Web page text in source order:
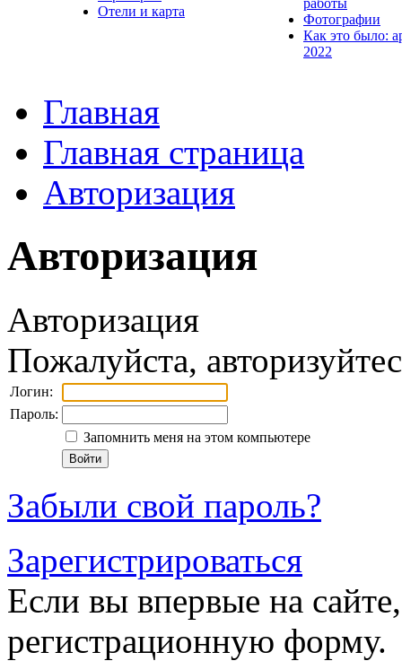
Отели и карта
Фотографии
Как это было:
2022
Главная
Главная страница
Авторизация
Авторизация
Авторизация
Пожалуйста,
Логин:
Пароль:
Запомнить меня на этом компьютере
Забыли свой пароль?
Зарегистрироваться
Если вы впервые на
регистрационную форму.